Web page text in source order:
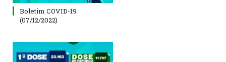
Boletim COVID-19
(07/12/2022)